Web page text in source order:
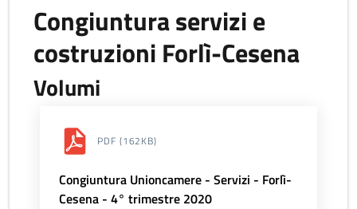
Congiuntura servizi e
costruzioni Forlì-Cesena
Volumi
PDF (162KB)
Congiuntura Unioncamere - Servizi - Forlì-
Cesena - 4° trimestre 2020